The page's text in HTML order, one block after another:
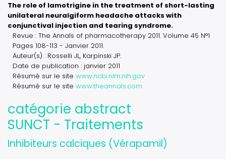
The role of lamotrigine in the treatment of short-lasting
unilateral neuralgiform headache attacks with
conjunctival injection and tearing syndrome.
Revue : The Annals of pharmacotherapy 2011. Volume 45 N°1
Pages 108-113 - Janvier 2011.
Auteur(s) : Rosselli JL, Karpinski JP.
Date de publication : janvier 2011
Résumé sur le site www.ncbi.nlm.nih.gov
Résumé sur le site www.theannals.com
catégorie abstract
SUNCT - Traitements
Inhibiteurs calciques (Vérapamil)